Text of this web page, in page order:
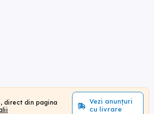
direct din pagina
Vezi anunțuri
cu livrare